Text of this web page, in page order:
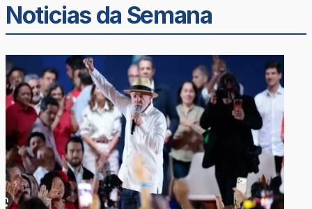
Noticias da Semana